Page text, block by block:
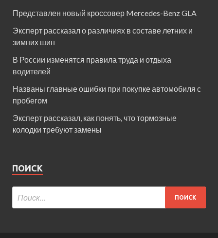
Представлен новый кроссовер Mercedes-Benz GLA
Эксперт рассказал о различиях в составе летних и
зимних шин
В России изменятся правила труда и отдыха
водителей
Названы главные ошибки при покупке автомобиля с
пробегом
Эксперт рассказал, как понять, что тормозные
колодки требуют замены
ПОИСК